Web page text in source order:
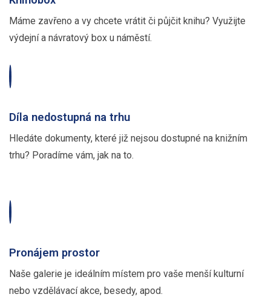
Máme zavřeno a vy chcete vrátit či půjčit knihu? Využijte
výdejní a návratový box u náměstí.
Díla nedostupná na trhu
Hledáte dokumenty, které již nejsou dostupné na knižním
trhu? Poradíme vám, jak na to.
Pronájem prostor
Naše galerie je ideálním místem pro vaše menší kulturní
nebo vzdělávací akce, besedy, apod.